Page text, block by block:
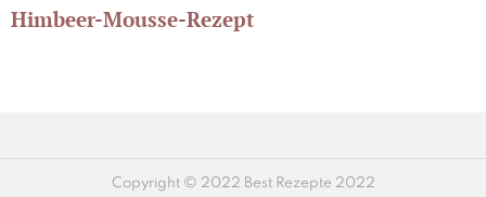
Himbeer-Mousse-Rezept
Copyright © 2022 Best Rezepte 2022